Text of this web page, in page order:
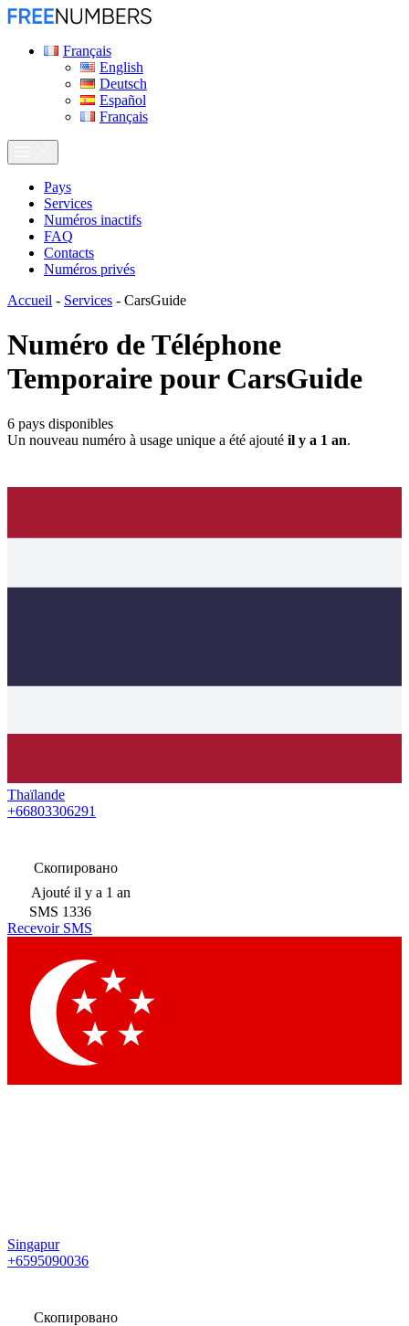
Français
English
Deutsch
Español
Français
Pays
Services
Numéros inactifs
FAQ
Contacts
Numéros privés
Accueil - Services - CarsGuide
Numéro de Téléphone
Temporaire pour CarsGuide
6 pays disponibles
Un nouveau numéro à usage unique a été ajouté il y a 1 an.
Thaïlande
+66803306291
Скопировано
Ajouté il y a 1 an
SMS 1336
Recevoir SMS
Singapur
+6595090036
Скопировано